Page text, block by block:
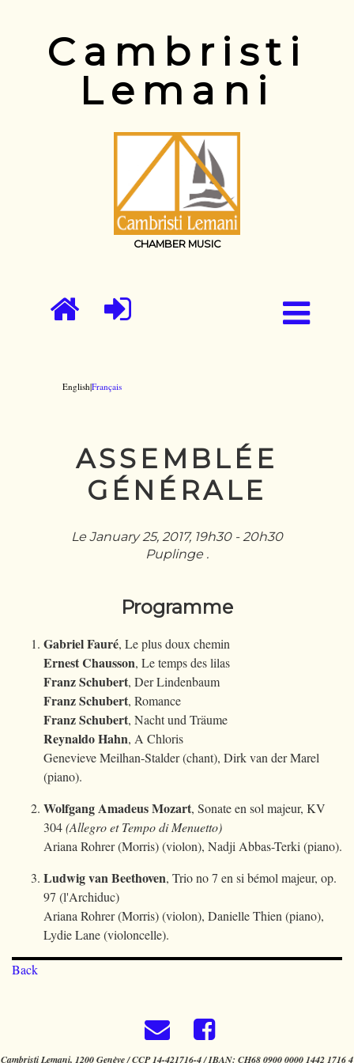
Cambristi
Lemani
CHAMBER MUSIC
English|Français
ASSEMBLÉE
GÉNÉRALE
Le January 25, 2017, 19h30 - 20h30
Puplinge .
Programme
Gabriel Fauré, Le plus doux chemin
Ernest Chausson, Le temps des lilas
Franz Schubert, Der Lindenbaum
Franz Schubert, Romance
Franz Schubert, Nacht und Träume
Reynaldo Hahn, A Chloris
Genevieve Meilhan-Stalder (chant), Dirk van der Marel
(piano).
Wolfgang Amadeus Mozart, Sonate en sol majeur, KV
304(Allegro et Tempo di Menuetto)
Ariana Rohrer (Morris) (violon), Nadji Abbas-Terki (piano).
Ludwig van Beethoven, Trio no 7 en si bémol majeur, op.
97 (l'Archiduc)
Ariana Rohrer (Morris) (violon), Danielle Thien (piano),
Lydie Lane (violoncelle).
Back
Cambristi Lemani, 1200 Genève / CCP 14-421716-4 / IBAN: CH68 0900 0000 1442 1716 4